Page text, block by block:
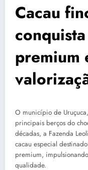
Cacau
premium
O município de
principais berços do
décadas, a Fazenda
cacau especial
premium,
qualidade.